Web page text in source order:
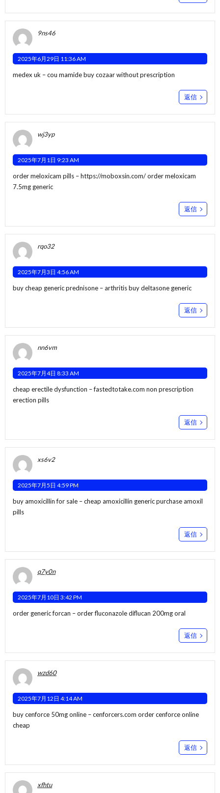
9ns46
2025年6月29日 11:36 AM
medex uk –cou mamidebuy cozaar without prescription
返信
wj3yp
2025年7月1日 9:23 AM
order meloxicam pills –https://moboxsin.com/order meloxicam
7.5mg generic
返信
rqo32
2025年7月3日 4:56 AM
buy cheap generic prednisone –arthritisbuy deltasone generic
返信
nn6vm
2025年7月4日 8:33 AM
cheap erectile dysfunction –fastedtotake.com non prescription
erection pills
返信
xs6v2
2025年7月5日 4:59 PM
buy amoxicillin for sale –cheap amoxicillin genericpurchase amoxil
pills
返信
q7y0n
2025年7月10日 3:42 PM
order generic forcan –order fluconazolediflucan 200mg oral
返信
wzd60
2025年7月12日 4:14 AM
buy cenforce 50mg online –cenforcers.com order cenforce online
cheap
返信
xfhtu